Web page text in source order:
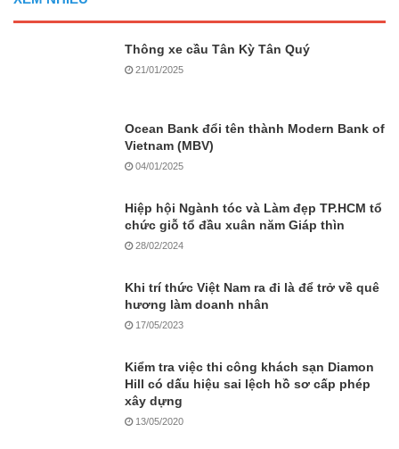
Thông xe cầu Tân Kỳ Tân Quý
21/01/2025
Ocean Bank đổi tên thành Modern Bank of
Vietnam (MBV)
04/01/2025
Hiệp hội Ngành tóc và Làm đẹp TP.HCM tổ
chức giỗ tổ đầu xuân năm Giáp thìn
28/02/2024
Khi trí thức Việt Nam ra đi là để trở về quê
hương làm doanh nhân
17/05/2023
Kiểm tra việc thi công khách sạn Diamon
Hill có dấu hiệu sai lệch hồ sơ cấp phép
xây dựng
13/05/2020